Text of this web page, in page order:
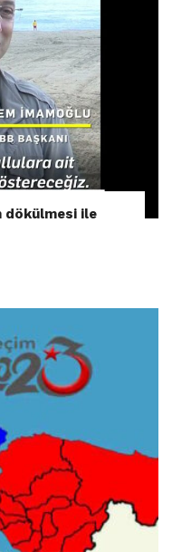
dökülmesi ile